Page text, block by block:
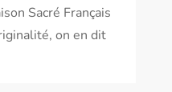
Sacré Français
on en dit